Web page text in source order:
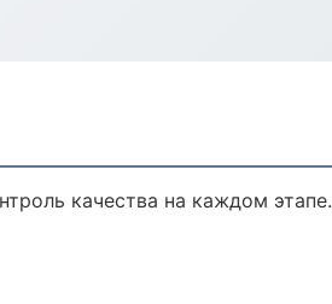
качества на каждом этапе.